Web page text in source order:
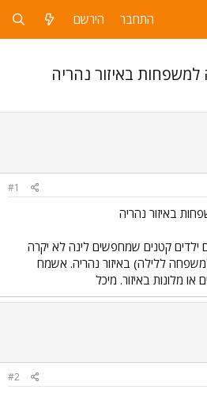
התחבר הירשם
באיזור נהריה
#1
באיזור נהריה
קטנים שמחפשים לינה לא יקרה
600-700 ש"ח למשפחה ללילה) באיזור נהריה. אשמח
או מלונות באיזור. מיכל
#2